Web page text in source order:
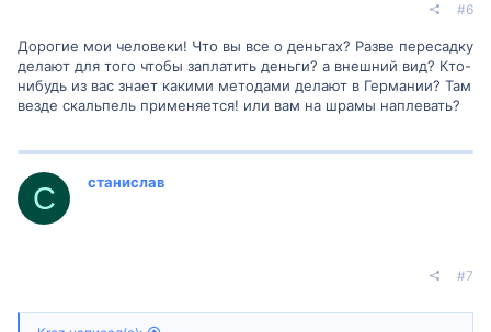
#6
Дорогие мои человеки! Что вы все о деньгах? Разве пересадку
делают для того чтобы заплатить деньги? а внешний вид? Кто-
нибудь из вас знает какими методами делают в Германии? Там
везде скальпель применяется! или вам на шрамы наплевать?
С станислав
#7